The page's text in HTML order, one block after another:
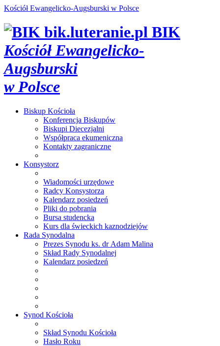
Kościół Ewangelicko-Augsburski w Polsce
bik.luteranie.pl BIK
Kościół Ewangelicko-
Augsburski
w Polsce
Biskup Kościoła
Konferencja Biskupów
Biskupi Diecezjalni
Współpraca ekumeniczna
Kontakty zagraniczne
Konsystorz
Wiadomości urzędowe
Radcy Konsystorza
Kalendarz posiedzeń
Pliki do pobrania
Bursa studencka
Kurs dla świeckich kaznodziejów
Rada Synodalna
Prezes Synodu ks. dr Adam Malina
Skład Rady Synodalnej
Kalendarz posiedzeń
Synod Kościoła
Skład Synodu Kościoła
Hasło Roku